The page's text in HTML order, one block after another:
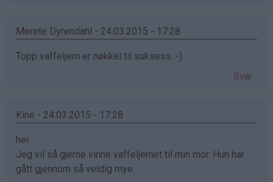
Merete Dyrendahl - 24.03.2015 - 17:28
Topp vaffeljern er nøkkel til suksess :-)
Svar
Kine - 24.03.2015 - 17:28
hei
Jeg vil så gjerne vinne vaffeljernet til min mor. Hun har
gått gjennom så veldig mye.